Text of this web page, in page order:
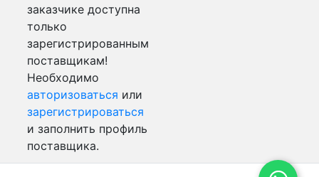
заказчике доступна
только
зарегистрированным
поставщикам!
Необходимо
авторизоваться или
зарегистрироваться
и заполнить профиль
поставщика.